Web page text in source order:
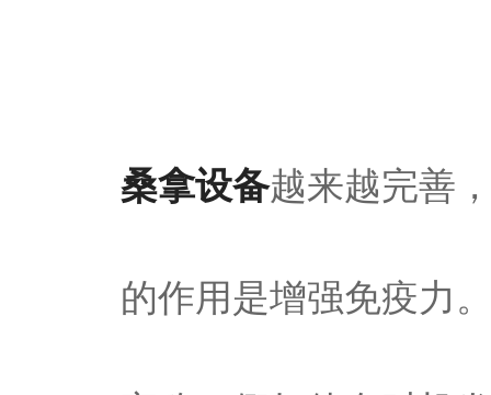
桑拿设备越来越完善
的作用是增强免疫力